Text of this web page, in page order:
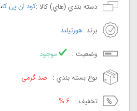
دسته بندي (هاي) کالا :کود ان پی کا،
برند :هورتیلند
وضعيت : موجود
نوع بسته بندي : صد گرمی
تخفيف : 6 %